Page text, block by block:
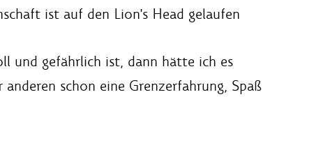
ist auf den Lion's Head gelaufen
und gefährlich ist, dann hätte ich es
schon eine Grenzerfahrung, Spaß